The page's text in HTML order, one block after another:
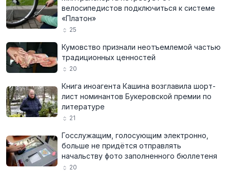
велосипедистов подключиться к системе
«Платон»
25
Кумовство признали неотъемлемой частью
традиционных ценностей
20
Книга иноагента Кашина возглавила шорт-
лист номинантов Букеровской премии по
литературе
21
Госслужащим, голосующим электронно,
больше не придётся отправлять
начальству фото заполненного бюллетеня
20